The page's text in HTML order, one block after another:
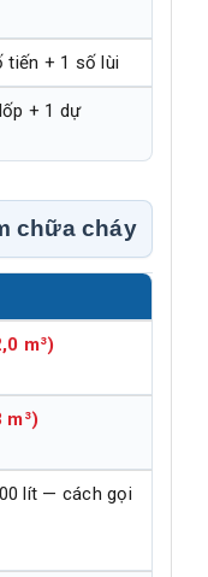
tiến + 1 số lùi
+ 1 dự
chữa cháy
m³)
m³)
lít — cách gọi